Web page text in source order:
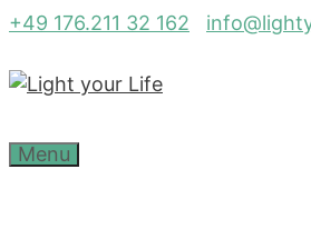
Zum
springen
+49 176.211 32 162
Menu